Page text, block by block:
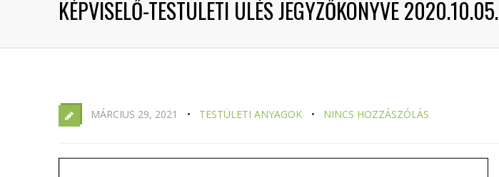
KÉPVISELŐ-TESTÜLETI ÜLÉS JEGYZŐKÖNYVE 2020.10.05.
MÁRCIUS 29, 2021 TESTÜLETI ANYAGOK NINCS HOZZÁSZÓLÁS